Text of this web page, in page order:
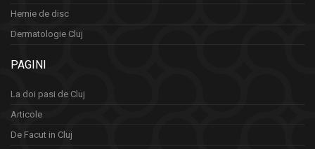
Hernie de disc
Dermatologie Cluj
PAGINI
La doi pasi de Cluj
Articole
De Facut in Cluj